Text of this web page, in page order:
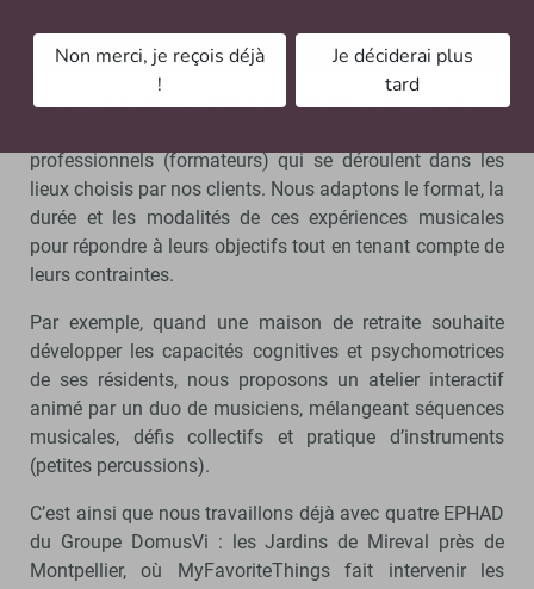
Nous proposons différentes expériences musicales
professionnels (formateurs) qui se déroulent dans les
lieux choisis par nos clients. Nous adaptons le format, la
durée et les modalités de ces expériences musicales
pour répondre à leurs objectifs tout en tenant compte de
leurs contraintes.
Par exemple, quand une maison de retraite souhaite
développer les capacités cognitives et psychomotrices
de ses résidents, nous proposons un atelier interactif
animé par un duo de musiciens, mélangeant séquences
musicales, défis collectifs et pratique d’instruments
(petites percussions).
C’est ainsi que nous travaillons déjà avec quatre EPHAD
du Groupe DomusVi : les Jardins de Mireval près de
Montpellier, où MyFavoriteThings fait intervenir les
Non merci, je reçois déjà
!
Je déciderai plus
tard